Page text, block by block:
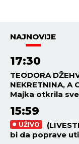
NAJNOVIJE
17:30
TEODORA
NEKRETNINA, A
Majka otkrila
15:59
UŽIVO
bi da poprave